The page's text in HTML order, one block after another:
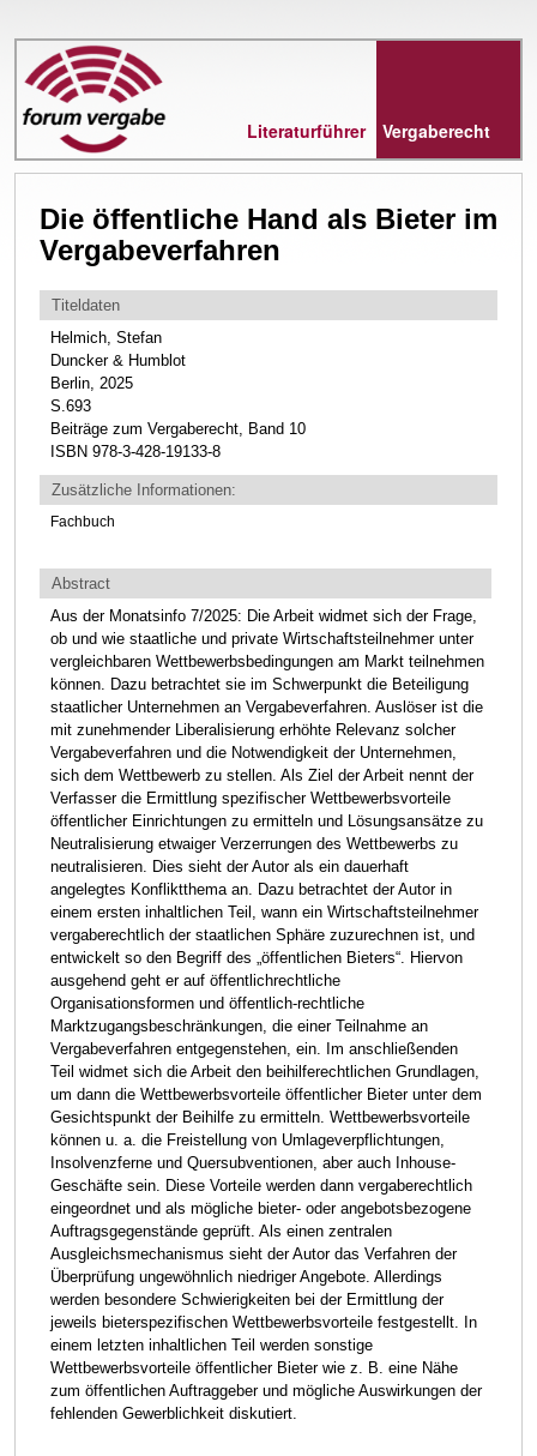
Literaturführer Vergaberecht
Die öffentliche Hand als Bieter im
Vergabeverfahren
Titeldaten
Helmich, Stefan
Duncker & Humblot
Berlin, 2025
S.693
Beiträge zum Vergaberecht, Band 10
ISBN 978-3-428-19133-8
Zusätzliche Informationen:
Fachbuch
Abstract
Aus der Monatsinfo 7/2025: Die Arbeit widmet sich der Frage,
ob und wie staatliche und private Wirtschaftsteilnehmer unter
vergleichbaren Wettbewerbsbedingungen am Markt teilnehmen
können. Dazu betrachtet sie im Schwerpunkt die Beteiligung
staatlicher Unternehmen an Vergabeverfahren. Auslöser ist die
mit zunehmender Liberalisierung erhöhte Relevanz solcher
Vergabeverfahren und die Notwendigkeit der Unternehmen,
sich dem Wettbewerb zu stellen. Als Ziel der Arbeit nennt der
Verfasserdie Ermittlung spezifischer Wettbewerbsvorteile
öffentlicher Einrichtungen zu ermitteln und Lösungsansätze zu
Neutralisierung etwaiger Verzerrungen des Wettbewerbs zu
neutralisieren. Dies sieht der Autor als ein dauerhaft
angelegtes Konfliktthema an. Dazu betrachtet der Autor in
einem ersten inhaltlichen Teil, wann ein Wirtschaftsteilnehmer
vergaberechtlich der staatlichen Sphäre zuzurechnen ist, und
entwickelt so den Begriff des „öffentlichen Bieters“. Hiervon
ausgehend geht er auf öffentlichrechtliche
Organisationsformen und öffentlich-rechtliche
Marktzugangsbeschränkungen, die einerTeilnahme an
Vergabeverfahren entgegenstehen, ein. Im anschließenden
Teil widmet sich die Arbeit den beihilferechtlichen Grundlagen,
um dann die Wettbewerbsvorteile öffentlicher Bieter unter dem
Gesichtspunkt der Beihilfe zu ermitteln. Wettbewerbsvorteile
können u. a. die Freistellung von Umlageverpflichtungen,
Insolvenzferne und Quersubventionen, aber auch Inhouse-
Geschäfte sein. Diese Vorteile werden dann vergaberechtlich
eingeordnet und als mögliche bieter- oder angebotsbezogene
Auftragsgegenstände geprüft. Als einen zentralen
Ausgleichsmechanismus sieht der Autor das Verfahren der
Überprüfung ungewöhnlich niedriger Angebote. Allerdings
werden besondere Schwierigkeiten bei derErmittlung der
jeweils bieterspezifischen Wettbewerbsvorteile festgestellt. In
einem letzten inhaltlichen Teil werden sonstige
Wettbewerbsvorteile öffentlicher Bieter wie z. B. eine Nähe
zum öffentlichen Auftraggeber und mögliche Auswirkungen der
fehlenden Gewerblichkeit diskutiert.